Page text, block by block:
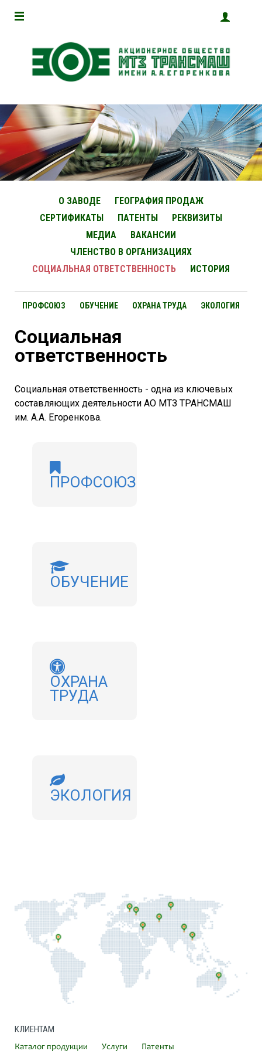
О ЗАВОДЕ
ГЕОГРАФИЯ ПРОДАЖ
СЕРТИФИКАТЫ
ПАТЕНТЫ
РЕКВИЗИТЫ
МЕДИА
ВАКАНСИИ
ЧЛЕНСТВО В ОРГАНИЗАЦИЯХ
СОЦИАЛЬНАЯ ОТВЕТСТВЕННОСТЬ
ИСТОРИЯ
ПРОФСОЮЗ ОБУЧЕНИЕ ОХРАНА ТРУДА ЭКОЛОГИЯ
Социальная
ответственность
Cоциальная ответственность - одна из ключевых
составляющих деятельности АО МТЗ ТРАНСМАШ
им. А.А. Егоренкова.
ПРОФСОЮЗ
ОБУЧЕНИЕ
ОХРАНА
ТРУДА
ЭКОЛОГИЯ
КЛИЕНТАМ
Каталог продукции Услуги Патенты